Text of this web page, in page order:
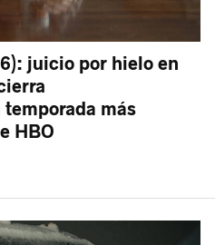
juicio por hielo en
más
HBO